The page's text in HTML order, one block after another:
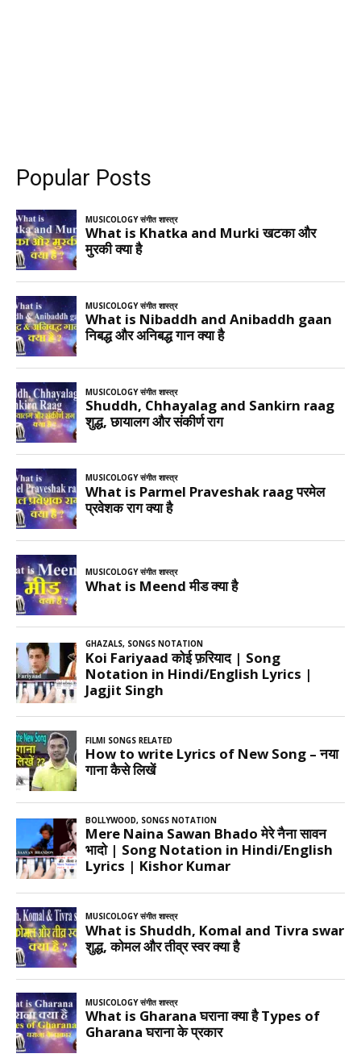
Popular Posts